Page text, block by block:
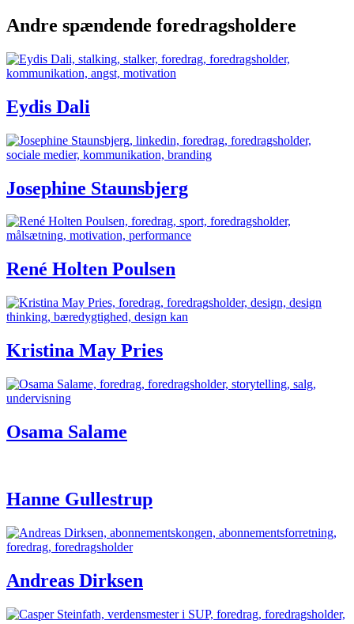
Andre spændende foredragsholdere
Eydis Dali
Josephine Staunsbjerg
René Holten Poulsen
Kristina May Pries
Osama Salame
Hanne Gullestrup
Andreas Dirksen